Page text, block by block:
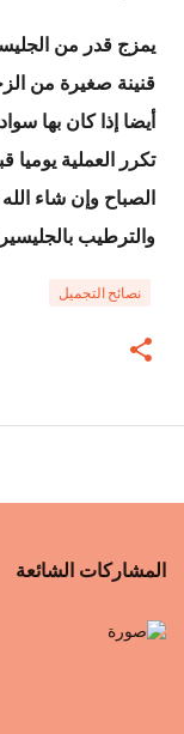
يمزج قدر من
قنينة صغيرة من
أيضا إذا كان بها
تكرر العملية
الصباح وإن شاء
والترطيب
نصائح التجميل
المشاركات الشائعة